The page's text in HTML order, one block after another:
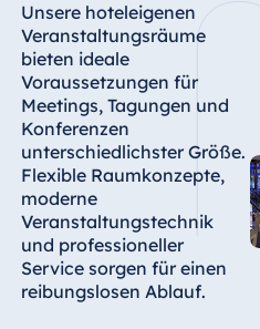
Strandhotel
Travemünde
Hotel Ulm
Star-Apart Hansa
Hotel Wiesbaden
Hotel Würzburg
Ägypten
Jolie Ville Resort
Unsere hoteleigenen
Veranstaltungsräume
bieten ideale
Voraussetzungen für
Meetings, Tagungen und
Konferenzen
unterschiedlichster Größe.
Flexible Raumkonzepte,
moderne
Veranstaltungstechnik
und professioneller
Service sorgen für einen
reibungslosen Ablauf.